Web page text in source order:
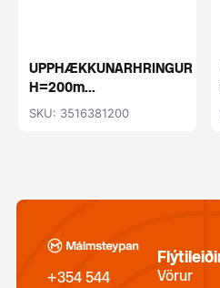
UPPHÆKKUNARHRINGUR
H=200m...
SKU: 3516381200
+354 544
Vörur